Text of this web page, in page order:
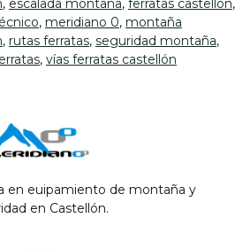
, escalada montaña, ferratas castellón,
, meridiano 0, montaña
, rutas ferratas, seguridad montaña,
, vías ferratas castellón
en euipamiento de montaña y
en Castellón.